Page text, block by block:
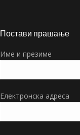
Постави прашање
Име и презиме
Електронска адреса